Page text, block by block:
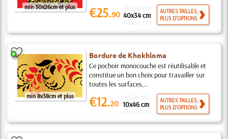
min 30x26cm et plus €25.90 40x34 cm
AUTRES TAILLES,
PLUS D'OPTIONS
min 8x38cm et plus
Bordure de Khokhloma
Ce pochoir monocouche est réutilisable et
constitue un bon choix pour travailler sur
toutes les surfaces,...
€12.20 10x46 cm
AUTRES TAILLES,
PLUS D'OPTIONS